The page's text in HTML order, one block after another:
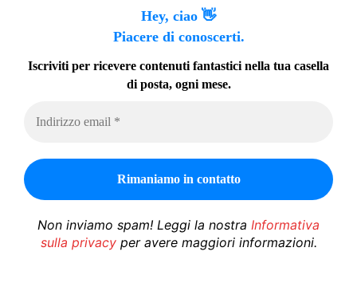
Hey, ciao 👋
Piacere di conoscerti.
Iscriviti per ricevere contenuti fantastici nella tua casella
di posta, ogni mese.
Non inviamo spam! Leggi la nostra Informativa
sulla privacyper avere maggiori informazioni.